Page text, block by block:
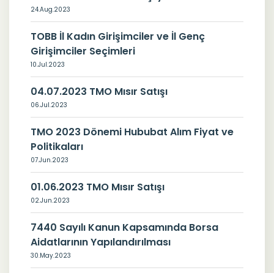
24.Aug.2023
TOBB İl Kadın Girişimciler ve İl Genç
Girişimciler Seçimleri
10.Jul.2023
04.07.2023 TMO Mısır Satışı
06.Jul.2023
TMO 2023 Dönemi Hububat Alım Fiyat ve
Politikaları
07.Jun.2023
01.06.2023 TMO Mısır Satışı
02.Jun.2023
7440 Sayılı Kanun Kapsamında Borsa
Aidatlarının Yapılandırılması
30.May.2023